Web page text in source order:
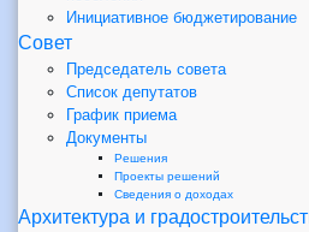
Инициативное бюджетирование
Совет
Председатель совета
Список депутатов
График приема
Документы
Решения
Проекты решений
Сведения о доходах
Архитектура и